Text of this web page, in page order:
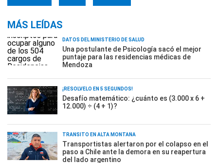
MÁS LEÍDAS
DATOS DEL MINISTERIO DE SALUD
Una postulante de Psicología sacó el mejor
puntaje para las residencias médicas de
Mendoza
¡RESOLVELO EN 5 SEGUNDOS!
Desafío matemático: ¿cuánto es (3.000 x 6 +
12.000) ÷ (4 + 1)?
TRÁNSITO EN ALTA MONTAÑA
Transportistas alertaron por el colapso en el
paso a Chile ante la demora en su reapertura
del lado argentino